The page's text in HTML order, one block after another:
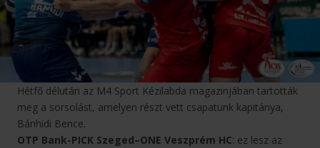
Hétfő délután az M4 Sport Kézilabda magazinjában tartották
meg a sorsolást, amelyen részt vett csapatunk kapitánya,
Bánhidi Bence.
OTP Bank-PICK Szeged–ONE Veszprém HC: ez lesz az